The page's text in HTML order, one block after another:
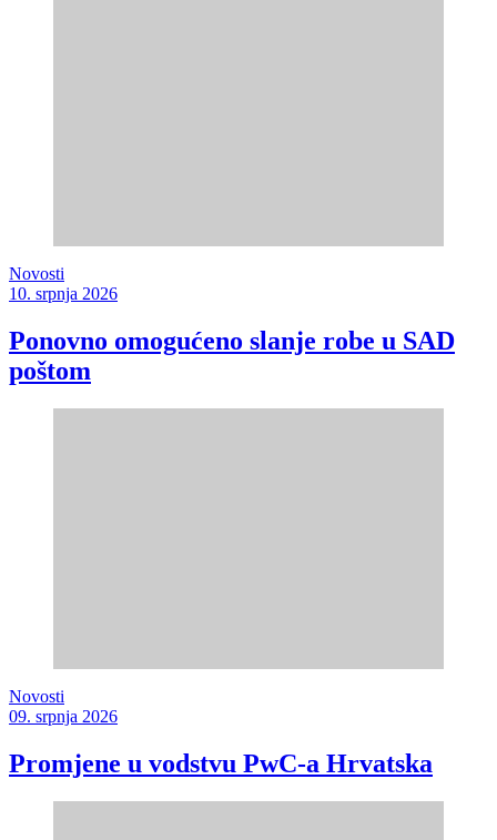
Novosti
10. srpnja 2026
Ponovno omogućeno slanje robe u SAD
poštom
Novosti
09. srpnja 2026
Promjene u vodstvu PwC-a Hrvatska